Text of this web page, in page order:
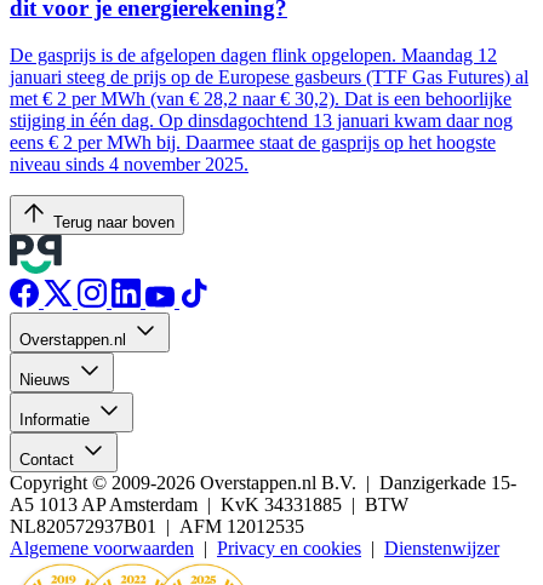
dit voor je energierekening?
De gasprijs is de afgelopen dagen flink opgelopen. Maandag 12
januari steeg de prijs op de Europese gasbeurs (TTF Gas Futures) al
met € 2 per MWh (van € 28,2 naar € 30,2). Dat is een behoorlijke
stijging in één dag. Op dinsdagochtend 13 januari kwam daar nog
eens € 2 per MWh bij. Daarmee staat de gasprijs op het hoogste
niveau sinds 4 november 2025.
Terug naar boven
Overstappen.nl
Nieuws
Informatie
Contact
Copyright © 2009-2026 Overstappen.nl B.V. | Danzigerkade 15-
A5 1013 AP Amsterdam | KvK 34331885 | BTW
NL820572937B01 | AFM 12012535
Algemene voorwaarden | Privacy en cookies | Dienstenwijzer